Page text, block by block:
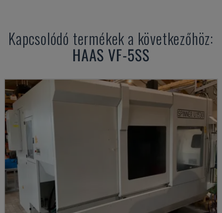
Kapcsolódó termékek a következőhöz:
HAAS VF-5SS